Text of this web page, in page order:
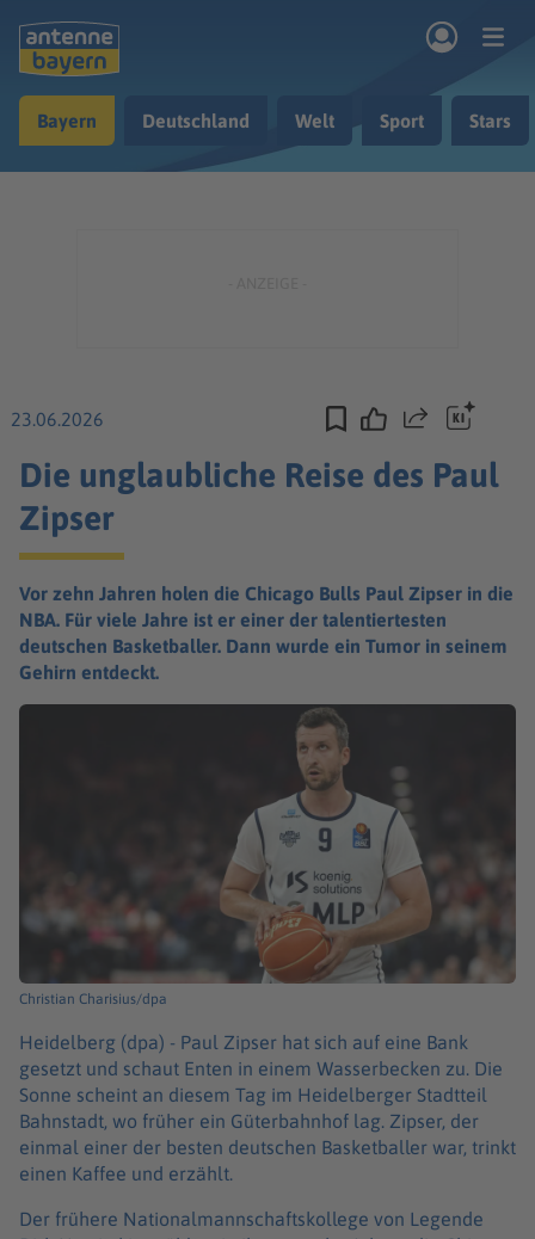
Musik & Radio
Bayern Deutschland Welt Sport Stars
23.06.2026 Teilen
Die unglaubliche Reise des Paul
Zipser
Vor zehn Jahren holen die Chicago Bulls Paul Zipser in die
NBA. Für viele Jahre ist er einer der talentiertesten
deutschen Basketballer. Dann wurde ein Tumor in seinem
Gehirn entdeckt.
Christian Charisius/dpa
Heidelberg (dpa) - Paul Zipser hat sich auf eine Bank
gesetzt und schaut Enten in einem Wasserbecken zu. Die
Sonne scheint an diesem Tag im Heidelberger Stadtteil
Bahnstadt, wo früher ein Güterbahnhof lag. Zipser, der
einmal einer der besten deutschen Basketballer war, trinkt
einen Kaffee und erzählt.
Der frühere Nationalmannschaftskollege von Legende